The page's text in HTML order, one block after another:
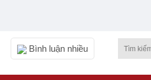
Bình luận nhiều